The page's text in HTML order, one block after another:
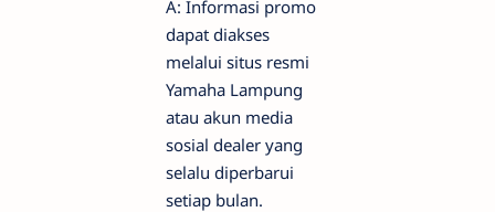
A: Informasi promo
dapat diakses
melalui situs resmi
Yamaha Lampung
atau akun media
sosial dealer yang
selalu diperbarui
setiap bulan.